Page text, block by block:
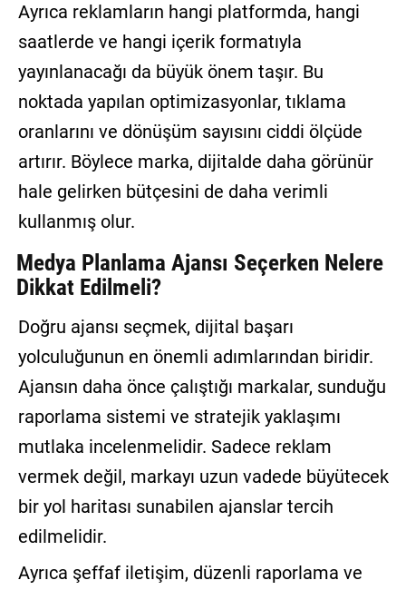
Ayrıca reklamların hangi platformda, hangi
saatlerde ve hangi içerik formatıyla
yayınlanacağı da büyük önem taşır. Bu
noktada yapılan optimizasyonlar, tıklama
oranlarını ve dönüşüm sayısını ciddi ölçüde
artırır. Böylece marka, dijitalde daha görünür
hale gelirken bütçesini de daha verimli
kullanmış olur.
Medya Planlama Ajansı Seçerken Nelere
Dikkat Edilmeli?
Doğru ajansı seçmek, dijital başarı
yolculuğunun en önemli adımlarından biridir.
Ajansın daha önce çalıştığı markalar, sunduğu
raporlama sistemi ve stratejik yaklaşımı
mutlaka incelenmelidir. Sadece reklam
vermek değil, markayı uzun vadede büyütecek
bir yol haritası sunabilen ajanslar tercih
edilmelidir.
Ayrıca şeffaf iletişim, düzenli raporlama ve